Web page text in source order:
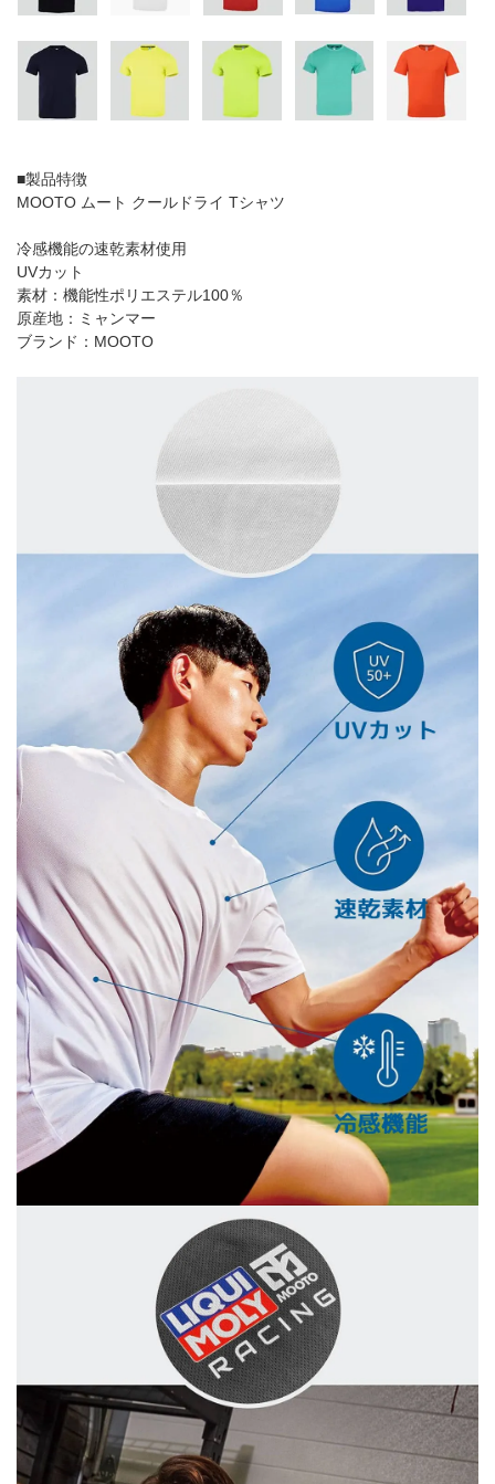
■製品特徴
MOOTO ムート クールドライ Tシャツ
冷感機能の速乾素材使用
UVカット
素材：機能性ポリエステル100％
原産地：ミャンマー
ブランド：MOOTO